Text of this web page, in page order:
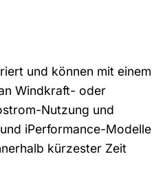
und können mit einem
Windkraft- oder
Nutzung und
iPerformance-Modelle
kürzester Zeit